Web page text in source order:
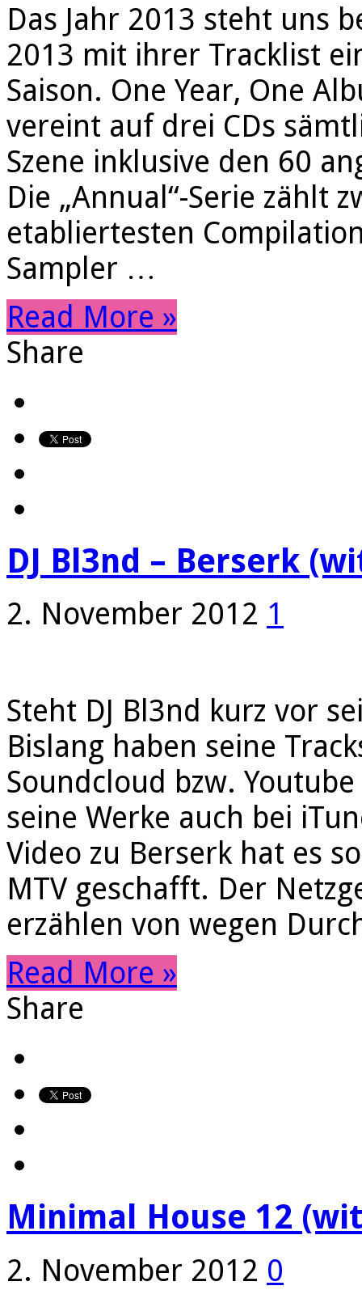
Das Jahr 2013 steht uns
2013 mit ihrer Tracklist
Saison. One Year, One
vereint auf drei CDs
Szene inklusive den 60
Die „Annual“-Serie zählt
etabliertesten
Sampler …
Read More »
Share
DJ Bl3nd – Berserk
2. November 2012 1
Steht DJ Bl3nd kurz vor
Bislang haben seine
Soundcloud bzw.
seine Werke auch bei
Video zu Berserk hat es
MTV geschafft. Der
erzählen von wegen
Read More »
Share
Minimal House 12
2. November 2012 0